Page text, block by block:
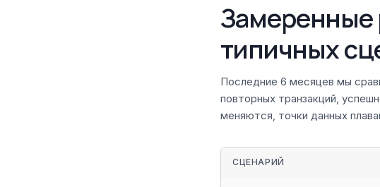
Замеренные
типичных
Последние 6 месяцев мы
повторных транзакций,
меняются, точки данных
СЦЕНАРИЙ